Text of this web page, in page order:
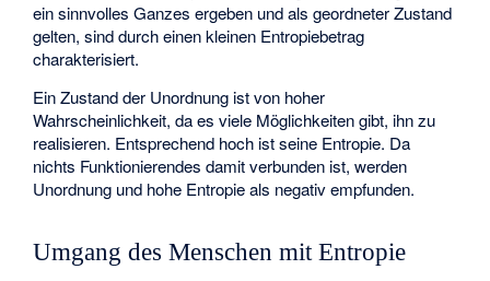
ein sinnvolles Ganzes ergeben und als geordneter Zustand
gelten, sind durch einen kleinen Entropiebetrag
charakterisiert.
Ein Zustand der Unordnung ist von hoher
Wahrscheinlichkeit, da es viele Möglichkeiten gibt, ihn zu
realisieren. Entsprechend hoch ist seine Entropie. Da
nichts Funktionierendes damit verbunden ist, werden
Unordnung und hohe Entropie als negativ empfunden.
Umgang des Menschen mit Entropie